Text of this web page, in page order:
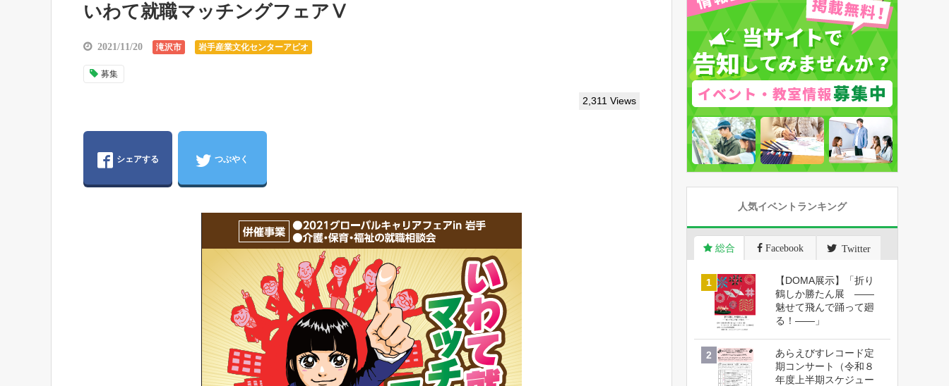
いわて就職マッチングフェアⅤ
2021/11/20 滝沢市 岩手産業文化センターアピオ
募集
2,311 Views
シェアする つぶやく
人気イベントランキング
総合 Facebook Twitter
【DOMA展示】「折り
鶴しか勝たん展 ――
魅せて飛んで踊って廻
る！――」
あらえびすレコード定
期コンサート（令和８
年度上半期スケジュー